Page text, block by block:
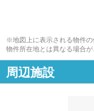
※地図上に表示される物件
物件所在地とは異なる場合が
周辺施設